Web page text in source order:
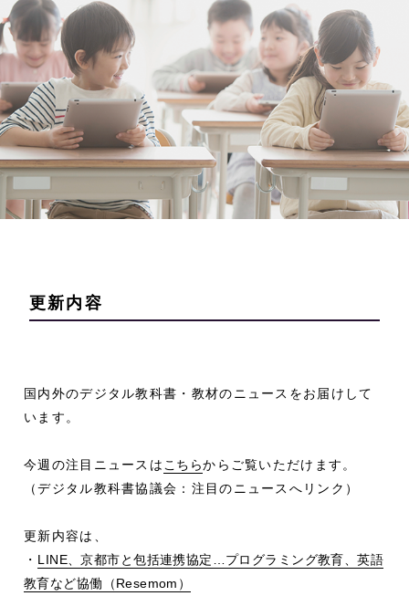
更新内容
国内外のデジタル教科書・教材のニュースをお届けして
います。
今週の注目ニュースは こちらからご覧いただけます。
（デジタル教科書協議会：注目のニュースへリンク）
更新内容は、
・ LINE、京都市と包括連携協定…プログラミング教育、英語
教育など協働（Resemom）